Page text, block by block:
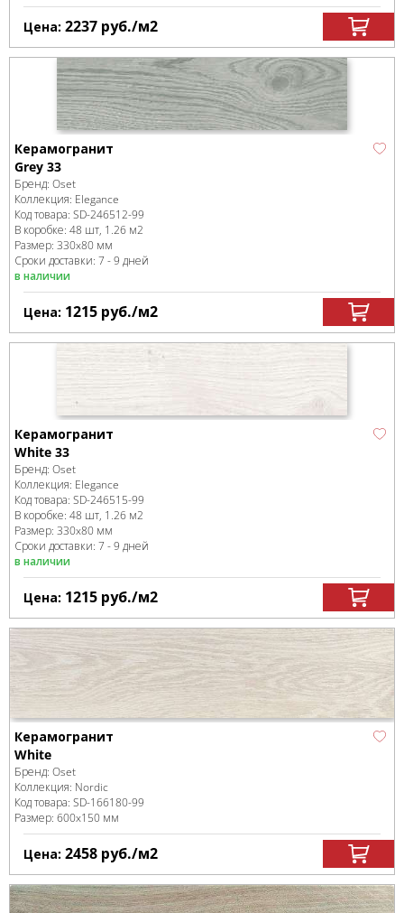
Цена: 2237 руб./м2
Керамогранит
Grey 33
Бренд: Oset
Коллекция: Elegance
Код товара: SD-246512-99
В коробке: 48 шт, 1.26 м2
Размер: 330x80 мм
Сроки доставки: 7 - 9 дней
в наличии
Цена: 1215 руб./м2
Керамогранит
White 33
Бренд: Oset
Коллекция: Elegance
Код товара: SD-246515-99
В коробке: 48 шт, 1.26 м2
Размер: 330x80 мм
Сроки доставки: 7 - 9 дней
в наличии
Цена: 1215 руб./м2
Керамогранит
White
Бренд: Oset
Коллекция: Nordic
Код товара: SD-166180-99
Размер: 600x150 мм
Цена: 2458 руб./м2